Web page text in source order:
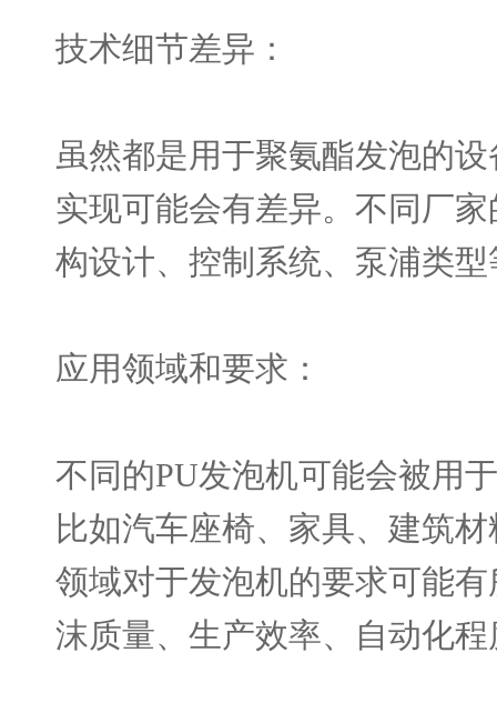
技术细节差异：
虽然都是用于聚氨酯发泡的
实现可能会有差异。不同厂
构设计、控制系统、泵浦类
应用领域和要求：
不同的PU发泡机可能会被用
比如汽车座椅、家具、建筑
领域对于发泡机的要求可能
沫质量、生产效率、自动化